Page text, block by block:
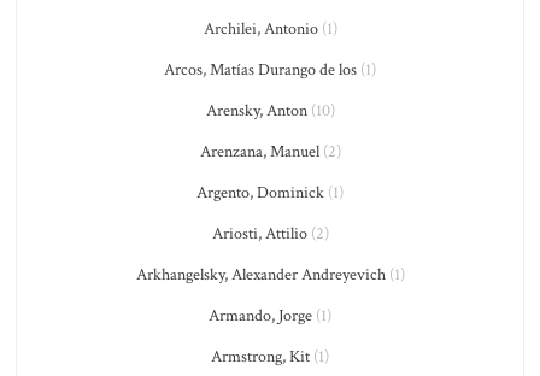
Archilei, Antonio(1)
Arcos, Matías Durango de los (1)
Arensky, Anton(10)
Arenzana, Manuel(2)
Argento, Dominick (1)
Ariosti, Attilio(2)
Arkhangelsky, Alexander Andreyevich(1)
Armando, Jorge (1)
Armstrong, Kit (1)